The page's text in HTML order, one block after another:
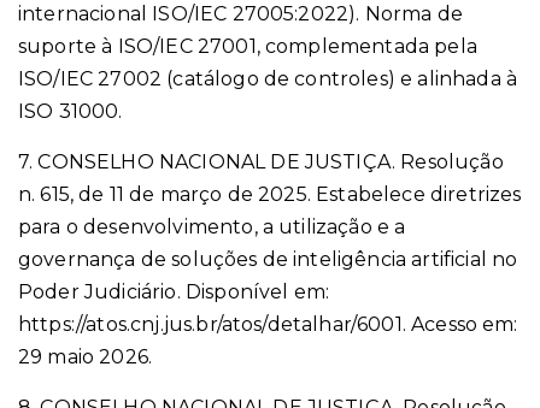
internacional ISO/IEC 27005:2022). Norma de
suporte à ISO/IEC 27001, complementada pela
ISO/IEC 27002 (catálogo de controles) e alinhada à
ISO 31000.
7. CONSELHO NACIONAL DE JUSTIÇA. Resolução
n. 615, de 11 de março de 2025. Estabelece diretrizes
para o desenvolvimento, a utilização e a
governança de soluções de inteligência artificial no
Poder Judiciário. Disponível em:
https://atos.cnj.jus.br/atos/detalhar/6001. Acesso em:
29 maio 2026.